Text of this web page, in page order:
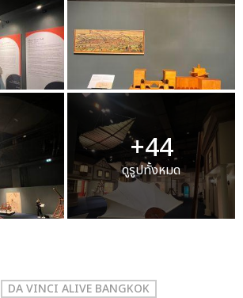
+44
ดูรูปทั้งหมด
DA VINCI ALIVE BANGKOK